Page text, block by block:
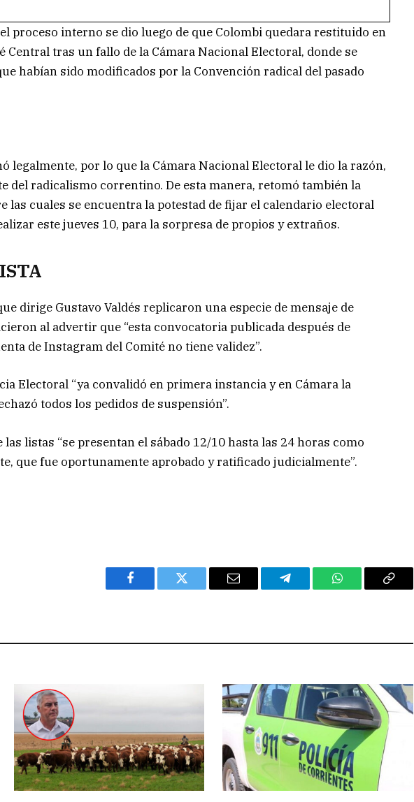
proceso interno se dio luego de que Colombi quedara restituido en
tras un fallo de la Cámara Nacional Electoral, donde se
habían sido modificados por la Convención radical del pasado
legalmente, por lo que la Cámara Nacional Electoral le dio la razón,
del radicalismo correntino. De esta manera, retomó también la
las cuales se encuentra la potestad de fijar el calendario electoral
este jueves 10, para la sorpresa de propios y extraños.
dirige Gustavo Valdés replicaron una especie de mensaje de
al advertir que “esta convocatoria publicada después de
de Instagram del Comité no tiene validez”.
Electoral “ya convalidó en primera instancia y en Cámara la
todos los pedidos de suspensión”.
listas “se presentan el sábado 12/10 hasta las 24 horas como
que fue oportunamente aprobado y ratificado judicialmente”.
Facebook Twitter Email Telegram WhatsAppCopy